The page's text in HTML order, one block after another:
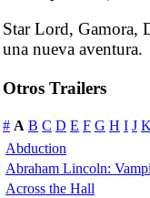
Star Lord, Gamora,
una nueva aventura.
Otros Trailers
# A B C D E F G H I J
Abduction
Abraham Lincoln:
Across the Hall